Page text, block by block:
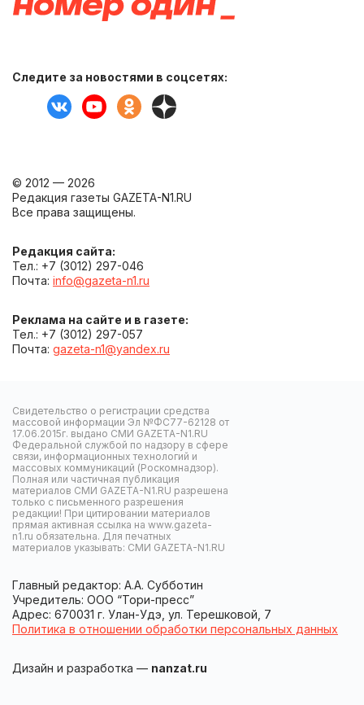
Следите за новостями в соцсетях:
© 2012 — 2026
Редакция газеты GAZETA-N1.RU
Все права защищены.
Редакция сайта:
Тел.: +7 (3012) 297-046
Почта: info@gazeta-n1.ru
Реклама на сайте и в газете:
Тел.: +7 (3012) 297-057
Почта: gazeta-n1@yandex.ru
Свидетельство о регистрации средства
массовой информации Эл №ФС77-62128 от
17.06.2015г. выдано СМИ GAZETA-N1.RU
Федеральной службой по надзору в сфере
связи, информационных технологий и
массовых коммуникаций (Роскомнадзор).
Полная или частичная публикация
материалов СМИ GAZETA-N1.RU разрешена
только с письменного разрешения
редакции! При цитировании материалов
прямая активная ссылка на www.gazeta-
n1.ru обязательна. Для печатных
материалов указывать: СМИ GAZETA-N1.RU
Главный редактор: А.А. Субботин
Учредитель: ООО “Тори-пресс”
Адрес: 670031 г. Улан-Удэ, ул. Терешковой, 7
Политика в отношении обработки персональных данных
Дизайн и разработка — nanzat.ru